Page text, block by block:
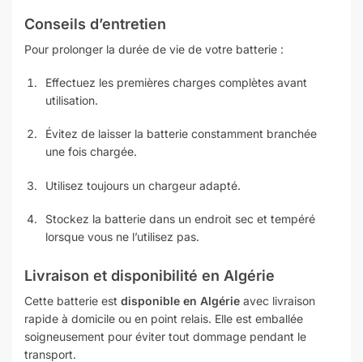
Conseils d’entretien
Pour prolonger la durée de vie de votre batterie :
Effectuez les premières charges complètes avant
utilisation.
Évitez de laisser la batterie constamment branchée
une fois chargée.
Utilisez toujours un chargeur adapté.
Stockez la batterie dans un endroit sec et tempéré
lorsque vous ne l’utilisez pas.
Livraison et disponibilité en Algérie
Cette batterie est disponible en Algérie avec livraison
rapide à domicile ou en point relais. Elle est emballée
soigneusement pour éviter tout dommage pendant le
transport.